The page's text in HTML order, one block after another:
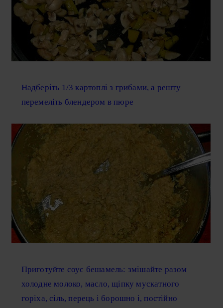
Надберіть 1/3 картоплі з грибами, а решту
перемеліть блендером в пюре
Приготуйте соус бешамель: змішайте разом
холодне молоко, масло, щіпку мускатного
горіха, сіль, перець і борошно і, постійно